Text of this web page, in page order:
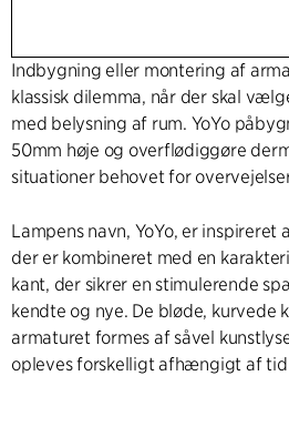
Indbygning eller montering af
klassisk dilemma, når der skal
med belysning af rum. YoYo
50mm høje og overflødiggøre
situationer behovet for
Lampens navn, YoYo, er
der er kombineret med en
kant, der sikrer en stimulerende
kendte og nye. De bløde, kurvede
armaturet formes af såvel
opleves forskelligt afhængigt af
Amaturenes form og lysteknik er